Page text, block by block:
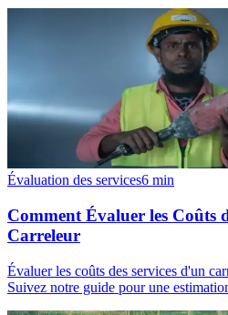
Évaluation des services6 min
Comment Évaluer les Coûts
Carreleur
Évaluer les coûts des services d'un
Suivez notre guide pour une